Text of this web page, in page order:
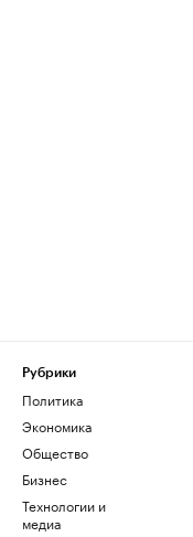
Рубрики
Политика
Экономика
Общество
Бизнес
Технологии и
медиа